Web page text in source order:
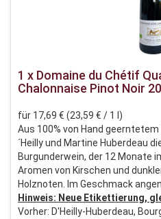
1 x Domaine du Chétif
Chalonnaise Pinot Noir
für 17,69 € (23,59 € / 1 l)
Aus 100% von Hand
´Heilly und Martine Huberdeau
Burgunderwein, der 12 Monate
Aromen von Kirschen und
Holznoten. Im Geschmack
Hinweis: Neue Etikettierung,
Vorher: D'Heilly-Huberdeau,